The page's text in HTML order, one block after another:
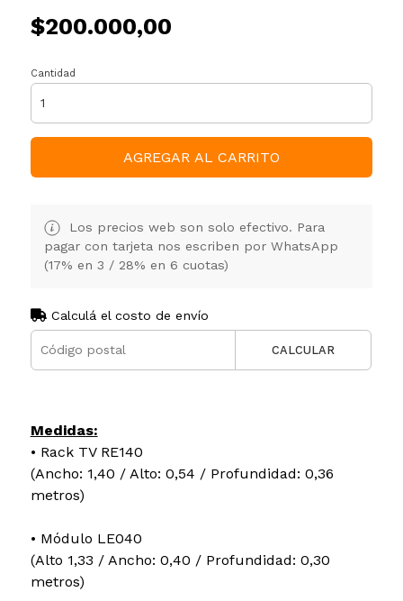
$200.000,00
Cantidad
AGREGAR AL CARRITO
Los precios web son solo efectivo. Para
pagar con tarjeta nos escriben por WhatsApp
(17% en 3 / 28% en 6 cuotas)
Calculá el costo de envío
CALCULAR
Medidas:
• Rack TV RE140
(Ancho: 1,40 / Alto: 0,54 / Profundidad: 0,36
metros)
• Módulo LE040
(Alto 1,33 / Ancho: 0,40 / Profundidad: 0,30
metros)